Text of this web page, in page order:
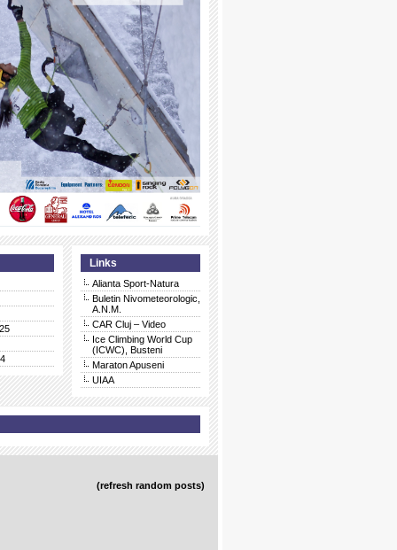
Links
Alianta Sport-Natura
Buletin Nivometeorologic,
A.N.M.
CAR Cluj – Video
Ice Climbing World Cup
(ICWC), Busteni
Maraton Apuseni
UIAA
(refresh random posts)